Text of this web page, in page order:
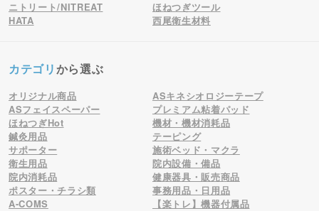
ニトリート/NITREAT
ほねつぎツール
HATA
西尾衛生材料
カテゴリから選ぶ
オリジナル商品
ASキネシオロジーテープ
ASフェイスペーパー
プレミアム粘着パッド
ほねつぎHot
機材・機材消耗品
鍼灸用品
テーピング
サポーター
施術ベッド・マクラ
衛生用品
院内設備・備品
院内消耗品
健康器具・販売商品
ポスター・チラシ類
事務用品・日用品
A-COMS
【楽トレ】機器付属品